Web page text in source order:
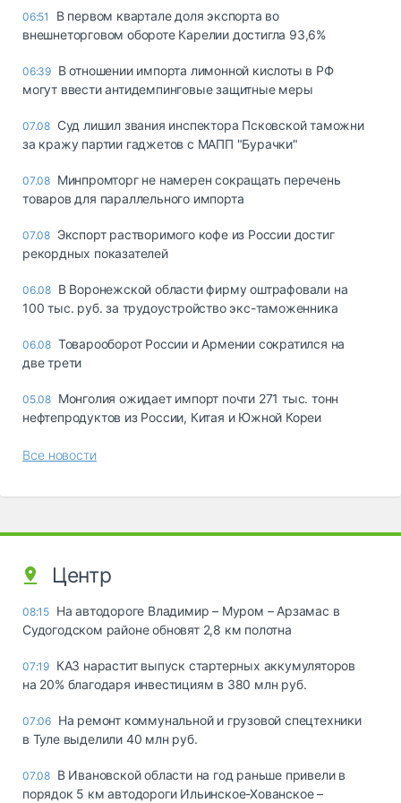
06:51
В первом квартале доля экспорта во
внешнеторговом обороте Карелии достигла 93,6%
06:39 В отношении импорта лимонной кислоты в РФ
могут ввести антидемпинговые защитные меры
07.08 Суд лишил звания инспектора Псковской таможни
за кражу партии гаджетов с МАПП "Бурачки"
07.08 Минпромторг не намерен сокращать перечень
товаров для параллельного импорта
07.08 Экспорт растворимого кофе из России достиг
рекордных показателей
06.08 В Воронежской области фирму оштрафовали на
100 тыс. руб. за трудоустройство экс-таможенника
06.08 Товарооборот России и Армении сократился на
две трети
05.08 Монголия ожидает импорт почти 271 тыс. тонн
нефтепродуктов из России, Китая и Южной Кореи
Все новости
Центр
08:15 На автодороге Владимир – Муром – Арзамас в
Судогодском районе обновят 2,8 км полотна
07:19 КАЗ нарастит выпуск стартерных аккумуляторов
на 20% благодаря инвестициям в 380 млн руб.
07:06 На ремонт коммунальной и грузовой спецтехники
в Туле выделили 40 млн руб.
07.08 В Ивановской области на год раньше привели в
порядок 5 км автодороги Ильинское-Хованское –